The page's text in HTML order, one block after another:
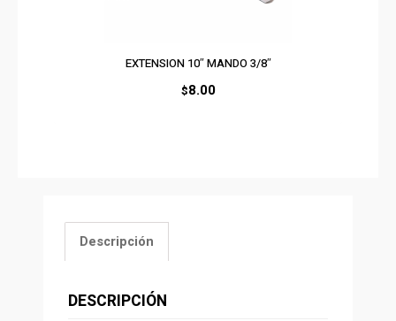
EXTENSION 10″ MANDO 3/8″
$8.00
Descripción
DESCRIPCIÓN